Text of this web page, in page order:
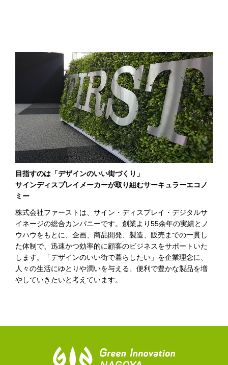
目指すのは「デザインのいい街づくり」
サインディスプレイメーカーが取り組むサーキュラーエコノ
ミー
株式会社ファーストは、サイン・ディスプレイ・デジタルサ
イネージの総合カンパニーです。創業より55余年の実績とノ
ウハウをもとに、企画、商品開発、製造、販売までの一貫し
た体制で、迅速かつ効率的に顧客のビジネスをサポートいた
します。「デザインのいい街で暮らしたい」を企業理念に、
人々の生活にゆとりや潤いを与える、便利で豊かな製品を増
やしていきたいと考えています。